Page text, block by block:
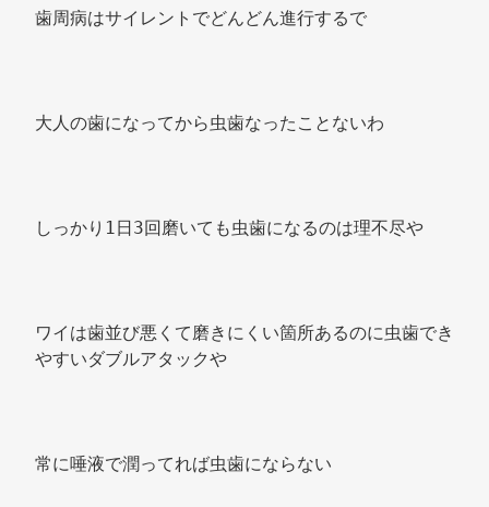
歯周病はサイレントでどんどん進行するで
大人の歯になってから虫歯なったことないわ
しっかり1日3回磨いても虫歯になるのは理不尽や
ワイは歯並び悪くて磨きにくい箇所あるのに虫歯でき
やすいダブルアタックや
常に唾液で潤ってれば虫歯にならない